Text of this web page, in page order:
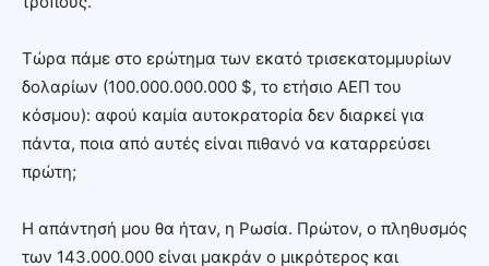
Τώρα πάμε στο ερώτημα των εκατό τρισεκατομμυρίων
δολαρίων (100.000.000.000 $, το ετήσιο ΑΕΠ του
κόσμου): αφού καμία αυτοκρατορία δεν διαρκεί για
πάντα, ποια από αυτές είναι πιθανό να καταρρεύσει
πρώτη;
Η απάντησή μου θα ήταν, η Ρωσία. Πρώτον, ο πληθυσμός
των 143.000.000 είναι μακράν ο μικρότερος και